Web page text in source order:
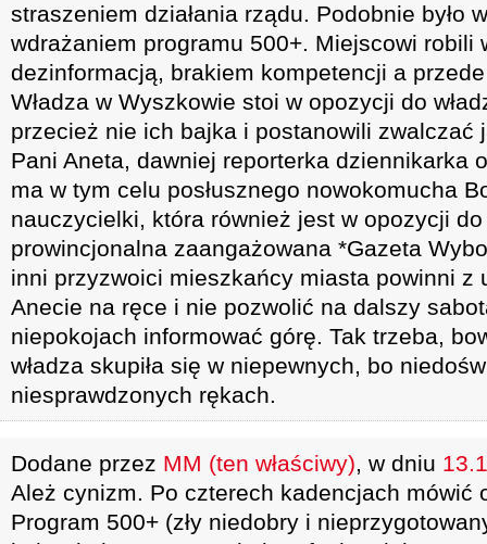
straszeniem działania rządu. Podobnie było
wdrażaniem programu 500+. Miejscowi robili
dezinformacją, brakiem kompetencji a
Władza w Wyszkowie stoi w opozycji do
przecież nie ich bajka i postanowili zwalczać
Pani Aneta, dawniej reporterka dziennikarka
ma w tym celu posłusznego nowokomucha
nauczycielki, która również jest w opozycji do
prowincjonalna zaangażowana *Gazeta
inni przyzwoici mieszkańcy miasta powinni z
Anecie na ręce i nie pozwolić na dalszy
niepokojach informować górę. Tak trzeba,
władza skupiła się w niepewnych, bo
niesprawdzonych rękach.
Dodane przez MM (ten właściwy), w dniu
Ależ cynizm. Po czterech kadencjach mówić
Program 500+ (zły niedobry i